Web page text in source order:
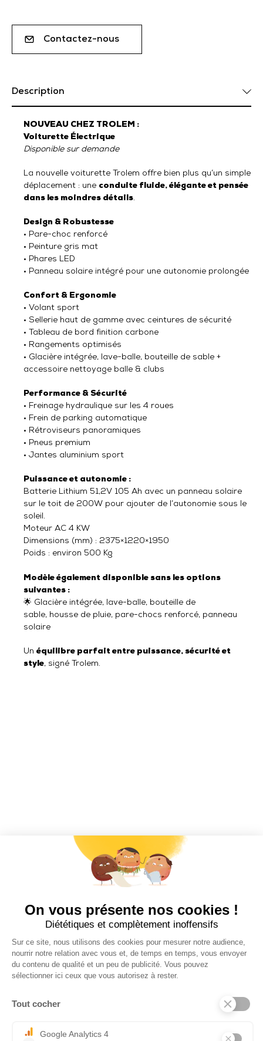
Contactez-nous
Description
NOUVEAU CHEZ TROLEM :
Voiturette Électrique
Disponible sur demande
La nouvelle voiturette Trolem offre bien plus qu’un simple
déplacement : une conduite fluide, élégante et pensée
dans les moindres détails.
Design & Robustesse
• Pare-choc renforcé
• Peinture gris mat
• Phares LED
• Panneau solaire intégré pour une autonomie prolongée
Confort & Ergonomie
• Volant sport
• Sellerie haut de gamme avec ceintures de sécurité
• Tableau de bord finition carbone
• Rangements optimisés
• Glacière intégrée, lave-balle, bouteille de sable +
accessoire nettoyage balle & clubs
Performance & Sécurité
• Freinage hydraulique sur les 4 roues
• Frein de parking automatique
• Rétroviseurs panoramiques
• Pneus premium
• Jantes aluminium sport
Puissance et autonomie :
Batterie Lithium 51,2V 105 Ah avec un panneau solaire
sur le toit de 200W pour ajouter de l’autonomie sous le
soleil.
Moteur AC 4 KW
Dimensions (mm) : 2375×1220×1950
Poids : environ 500 Kg
Modèle également disponible sans les options
suivantes :
🌟 Glacière intégrée, lave-balle, bouteille de
sable, housse de pluie, pare-chocs renforcé, panneau
solaire
Un équilibre parfait entre puissance, sécurité et
style, signé Trolem.